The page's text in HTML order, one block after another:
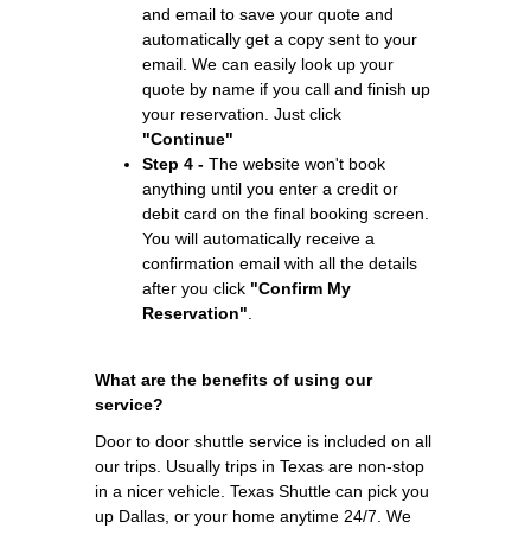
and email to save your quote and
automatically get a copy sent to your
email. We can easily look up your
quote by name if you call and finish up
your reservation. Just click
"Continue"
Step 4 - The website won't book
anything until you enter a credit or
debit card on the final booking screen.
You will automatically receive a
confirmation email with all the details
after you click "Confirm My
Reservation"
What are the benefits of using our
service?
Door to door shuttle service is included on all
our trips. Usually trips in Texas are non-stop
in a nicer vehicle. Texas Shuttle can pick you
up Dallas, or your home anytime 24/7. We